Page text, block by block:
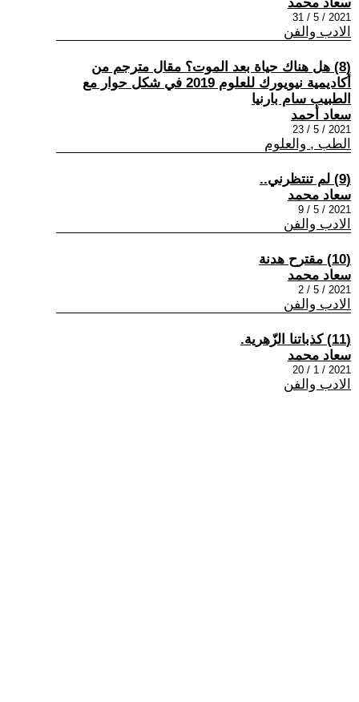
2021 / 5 / 31
الادب والفن
(8) هل هناك حياة بعد الموت؟ مقال مترجم من
أكاديمية نيويورك للعلوم 2019 في شكل حوار مع
الطبيب سام بارنيا
سعاد أحمد
2021 / 5 / 23
الطب , والعلوم
(9) لم تنتظرني..
سعاد محمد
2021 / 5 / 9
الادب والفن
(10) مقترح هدنة
سعاد محمد
2021 / 5 / 2
الادب والفن
(11) كذباتنا الزّهرية.
سعاد محمد
2021 / 1 / 20
الادب والفن